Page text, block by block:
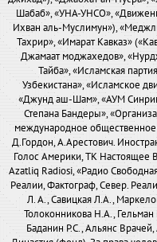
Шабаб», «УНА-УНСО»,
Ихван аль-Муслимун»),
Тахрир», «Имарат Кавказ»
Джамаат моджахедов»,
Тайба», «Исламская
Узбекистана», «Исламское
«Джунд аш-Шам», «АУМ
Степана Бандеры»,
международное
Д.Гордон, А.Арестович.
Голос Америки, ТК Настоящее
Azatliq Radiosi, «Радио
Реалии, Фактограф, Север.
Л. А., Савицкая Л.А.,
Толоконникова Н.А.,
Баданин Р.С., Альянс